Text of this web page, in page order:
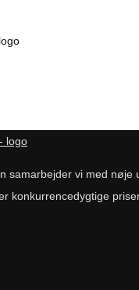
samarbejder vi med nøje
konkurrencedygtige